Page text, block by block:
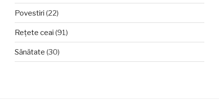
Povestiri (22)
Rețete ceai (91)
Sănătate (30)